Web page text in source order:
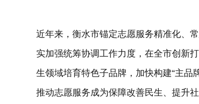
近年来，衡水市锚定志愿服务精准化、
实加强统筹协调工作力度，在全市创新
生领域培育特色子品牌，加快构建“主品
推动志愿服务成为保障改善民生、提升